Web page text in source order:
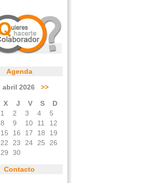
Agenda
abril 2026>>
X J V S
D
1
2 3 4
5
8 9 10 11
12
15 16 17 18
19
22 23 24 25
26
29 30
Contacto